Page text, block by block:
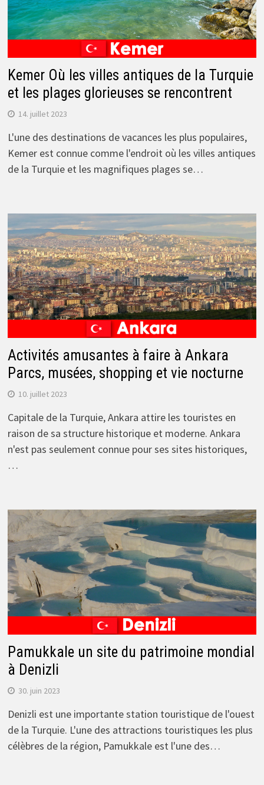
Kemer Où les villes antiques de la Turquie
et les plages glorieuses se rencontrent
14. juillet 2023
L'une des destinations de vacances les plus populaires,
Kemer est connue comme l'endroit où les villes antiques
de la Turquie et les magnifiques plages se…
Activités amusantes à faire à Ankara
Parcs, musées, shopping et vie nocturne
10. juillet 2023
Capitale de la Turquie, Ankara attire les touristes en
raison de sa structure historique et moderne. Ankara
n'est pas seulement connue pour ses sites historiques,
…
Pamukkale un site du patrimoine mondial
à Denizli
30. juin 2023
Denizli est une importante station touristique de l'ouest
de la Turquie. L'une des attractions touristiques les plus
célèbres de la région, Pamukkale est l'une des…